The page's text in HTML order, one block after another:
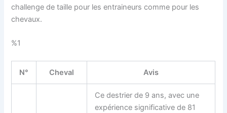
challenge de taille pour les entraineurs comme pour les
chevaux.
%1
N° Cheval Avis
Ce destrier de 9 ans, avec une
expérience significative de 81